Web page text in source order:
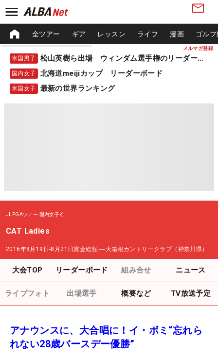
メルマガ登録
全ツアー ギア レッスン ライフ 漫画 ゴル
米国男子 松山英樹ら出場 ウィンダム選手権のリーダーボード
国内女子 北海道meijiカップ リーダーボード
米国女子 最新の世界ランキング
JLPGAツアー 国内女子
CAT Ladies
2016年8月19日-8月21日賞金総額 ―大箱根カントリークラブ（神奈川県）
大会TOP リーダーボード 組み合せ ニュース
ライブフォト 出場選手 概要など TV放送予定
アナウンスに、大合唱に！イ・ボミ“忘れら
れない28歳バースデー優勝”